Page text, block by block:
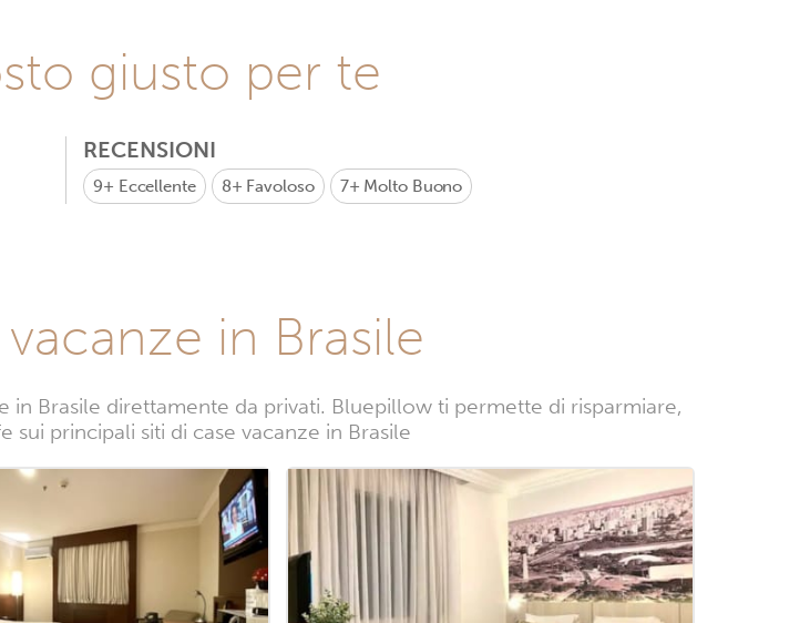
giusto per te
RECENSIONI
9+ Eccellente 8+ Favoloso 7+ Molto Buono
in Brasile
Brasile direttamente da privati. Bluepillow ti permette di risparmiare,
principali siti di case vacanze in Brasile